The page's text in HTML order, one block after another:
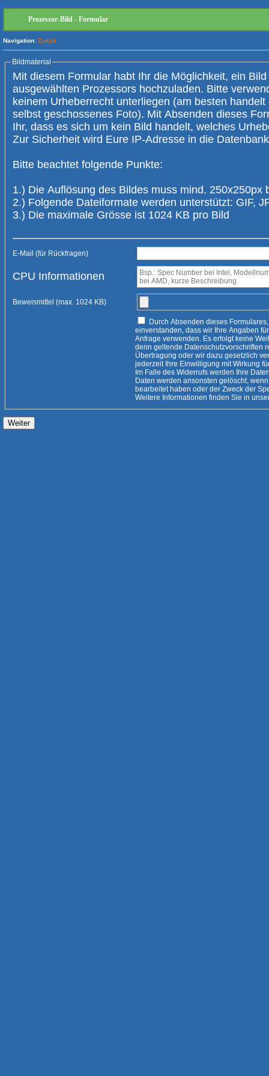
Prozessor-Bild - Formular
Navigation: Zurück
Bildmaterial
Mit diesem Formular habt Ihr die Möglichkeit, ein Bild
ausgewählten Prozessors hochzuladen. Bitte verwendet nur Bilder, die
keinem Urheberrecht unterliegen (am besten handelt es sich um ein
selbst geschossenes Foto). Mit Absenden dieses
Ihr, dass es sich um kein Bild handelt, welches Urheberrechte verletzt.
Zur Sicherheit wird Eure IP-
Bitte beachtet folgende Punkte:
1.) Die Auflösung des Bildes muss mind. 250x250px
2.) Folgende Dateiformate werden unterstützt: GIF,
3.) Die maximale Grösse ist 1024 KB pro Bild
E-Mail (für Rückfragen)
CPU Informationen
Beweismittel (max. 1024 KB)
einverstanden, dass wir Ihre Angaben für die Beantwortung Ihrer
Anfrage verwenden. Es erfolgt keine Weitergabe an Dritte, es sei
denn geltende Datenschutzvorschriften rechtfertigen eine
Übertragung oder wir dazu gesetzlich
jederzeit Ihre Einwilligung mit Wirkung
Im Falle des Widerrufs werden Ihre Daten
Daten werden ansonsten gelöscht,
bearbeitet haben oder der Zweck der Speicherung entfallen ist.
Weitere Informationen finden Sie